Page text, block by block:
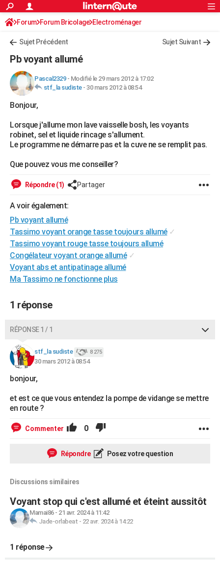
ACTUALITÉS
Politique
Société
Faits Divers
Education
Monde
Villes
+
FINANCE
Retraite
Impôts
Epargne
Immobilier
Risques naturels par ville
Banque
Assurance
Crédit
AUTO
Essais
Réserver un essai
Citadines
Berlines
SUV
Forum auto
+HIGH-TECH
Mobiles
Meilleur smartphone
Internet
Ordinateurs
Jeux vidéo
Guide high-tech
+BRICOLAGE
Forum
Aménagement intérieur
Extérieur
Cuisine
Salle de bains
Jardinage
Rangement
Guides de France
Escapades
Patrimoine
Expositions
Musées
Week-end nature
Art de vivre
Bien-être
Loisirs
Mode
Modes de vie
Alimentation
Guide de la santé
Maladies
Médicaments
Sommeil
Destinations
City break
Voyage nature
Voyage de noces
Forum
Climat
+PHOTO
GUIDES D'ACHAT
BONS PLANS
Carte de Noël
Carte Bonne année
Carte Saint-Valentin
Carte Pâques
Carte d'anniversaire
DICTIONNAIRE
Dictionnaire
Biographies
Citations
Expressions
Proverbes
PROGRAMME TV
COPAINS D'AVANT
S'inscrire
Se connecter
Lycées
Collèges
Primaires
Universités
Entreprises
Service militaire
Avis de recherche
Bricolage
Lifestyle
Culture
Sport
Auto
Television
Voyage
Cinema
S'inscrire
Connexion
Forum Forum Bricolage Electroménager
Sujet Précédent Sujet Suivant
Pb voyant allumé
Pascal2329- Modifié le 29 mars 2012 à 17:02
stf_la sudiste- 30 mars 2012 à 08:54
Bonjour,
Lorsque j'allume mon lave vaisselle bosh, les voyants
robinet, sel et liquide rincage s'allument.
Le programme ne démarre pas et la cuve ne se remplit pas.
Que pouvez vous me conseiller?
Répondre (1) Partager
A voir également:
Pb voyant allumé
Tassimo voyant orange tasse toujours allumé ✓
Tassimo voyant rouge tasse toujours allumé
Congélateur voyant orange allumé ✓
Voyant abs et antipatinage allumé
Ma Tassimo ne fonctionne plus
1 réponse
RÉPONSE 1 / 1
stf_la sudiste 8 275
30 mars 2012 à 08:54
bonjour,
et est ce que vous entendez la pompe de vidange se mettre
en route ?
Commenter 0
Répondre Posez votre question
Discussions similaires
Voyant stop qui c'est allumé et éteint aussitôt
Mamai86- 21 avr. 2024 à 11:42
Jade-orlabeat - 22 avr. 2024 à 14:22
1 réponse